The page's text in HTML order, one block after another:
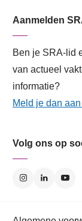
Aanmelden
Ben je SRA-lid
van actueel
informatie?
Meld je dan
Volg ons op